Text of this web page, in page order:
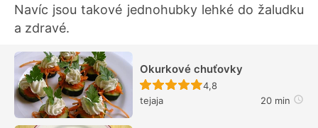
Navíc jsou takové jednohubky lehké do žaludku
a zdravé.
Okurkové chuťovky
Recept ještě nebyl
4,8
tejaja
20 min